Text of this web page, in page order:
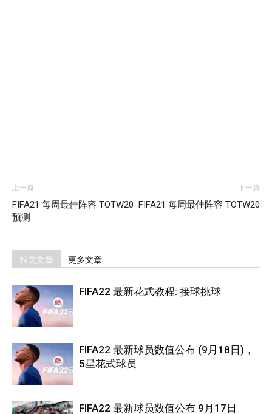
上一篇
FIFA21 每周最佳阵容 TOTW20
预测
下一篇
FIFA21 每周最佳阵容 TOTW20
相关文章 更多文章
FIFA22 最新花式教程: 接球挑球
FIFA22 最新球员数值公布 (9月18日)，
5星花式球员
FIFA22 最新球员数值公布 9月17日